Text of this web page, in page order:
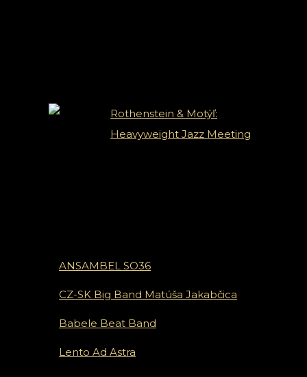
Rothenstein & Motýľ:
Heavyweight Jazz Meeting
ANSAMBEL SO36
CZ-SK Big Band Matúša Jakabčica
Babele Beat Band
Lento Ad Astra